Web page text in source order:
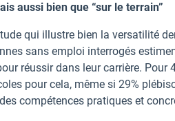
aussi bien que “sur le terrain”
qui illustre bien la versatilité
sans emploi interrogés
réussir dans leur carrière. Pour
pour cela, même si 29%
compétences pratiques et